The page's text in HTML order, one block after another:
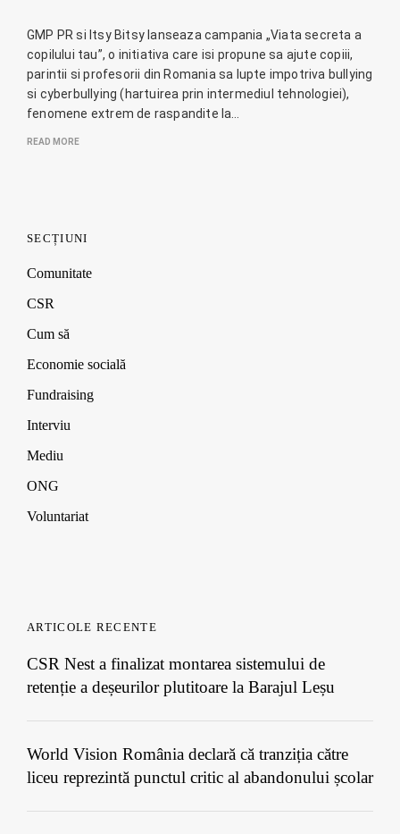
GMP PR si Itsy Bitsy lanseaza campania „Viata secreta a
copilului tau”, o initiativa care isi propune sa ajute copiii,
parintii si profesorii din Romania sa lupte impotriva bullying
si cyberbullying (hartuirea prin intermediul tehnologiei),
fenomene extrem de raspandite la…
READ MORE
SECȚIUNI
Comunitate
CSR
Cum să
Economie socială
Fundraising
Interviu
Mediu
ONG
Voluntariat
ARTICOLE RECENTE
CSR Nest a finalizat montarea sistemului de
retenție a deșeurilor plutitoare la Barajul Leșu
World Vision România declară că tranziția către
liceu reprezintă punctul critic al abandonului școlar